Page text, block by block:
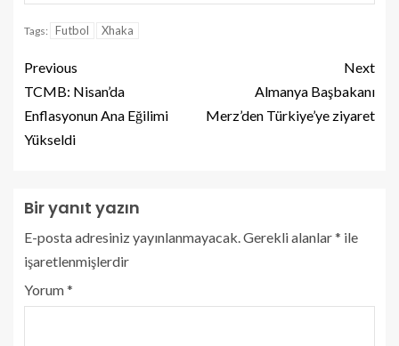
Tags: Futbol Xhaka
Previous
TCMB: Nisan’da
Enflasyonun Ana Eğilimi
Yükseldi
Next
Almanya Başbakanı
Merz’den Türkiye’ye ziyaret
Bir yanıt yazın
E-posta adresiniz yayınlanmayacak.Gerekli alanlar* ile
işaretlenmişlerdir
Yorum*